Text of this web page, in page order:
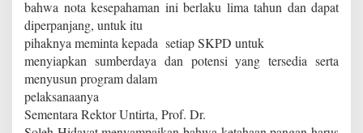
bahwa nota kesepahaman ini berlaku lima tahun dan dapat
diperpanjang, untuk itu
pihaknya meminta kepada setiap SKPD untuk
menyiapkan sumberdaya dan potensi yang tersedia serta
menyusun program dalam
pelaksanaanya
Sementara Rektor Untirta, Prof. Dr.